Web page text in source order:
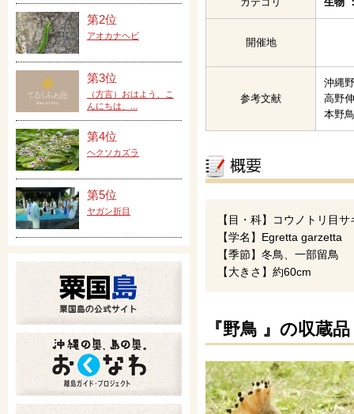
開催地
参考文献
沖縄
高野
本野
【目・科】コウノトリ目サ
【学名】Egretta garzetta
【季節】冬鳥、一部留鳥
【大きさ】約60cm
『野鳥 』の収蔵品
第2位
アオカナヘビ
第3位
（方言）おはよう、こ
んにちは、...
第4位
ヘクソカズラ
第5位
ヤガン折目